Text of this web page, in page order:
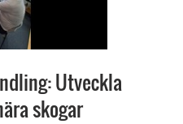
Utveckla
skogar